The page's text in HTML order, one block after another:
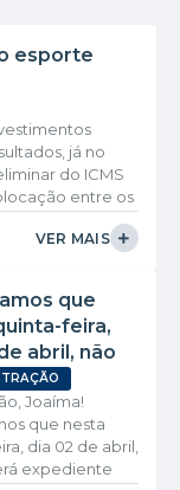
esporte
já no
do ICMS
entre os
no Vale do
posições em
VER MAIS
que
feira,
abril, não
expediente.
Joaíma!
que nesta
dia 02 de abril,
expediente